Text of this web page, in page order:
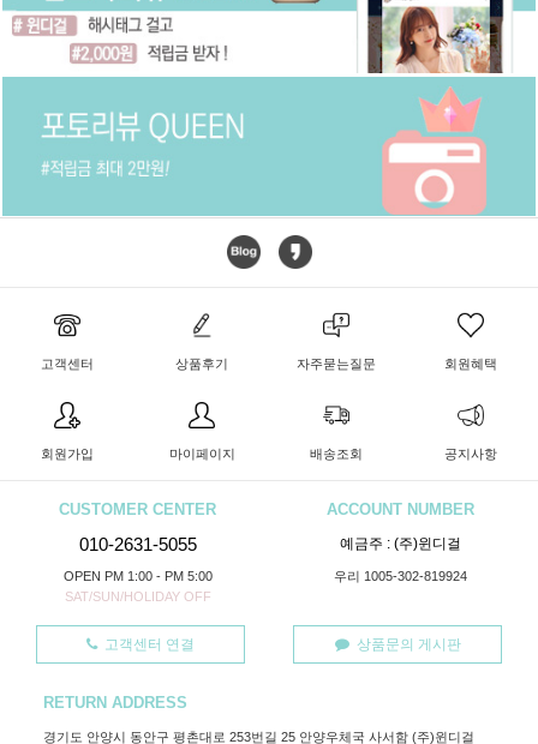
고객센터 상품후기 자주묻는질문 회원혜택
회원가입 마이페이지 배송조회 공지사항
CUSTOMER CENTER
010-2631-5055
OPEN PM 1:00 - PM 5:00
SAT/SUN/HOLIDAY OFF
ACCOUNT NUMBER
예금주 : (주)윈디걸
우리 1005-302-819924
고객센터 연결 상품문의 게시판
RETURN ADDRESS
경기도 안양시 동안구 평촌대로 253번길 25 안양우체국 사서함 (주)윈디걸